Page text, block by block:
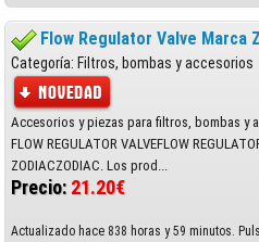
Flow Regulator Valve Marca
Categoría: Filtros, bombas y accesorios
Accesorios y piezas para filtros, bombas y
FLOW REGULATOR VALVEFLOW
ZODIACZODIAC. Los prod...
Precio: 21.20€
Actualizado hace 838 horas y 59 minutos.